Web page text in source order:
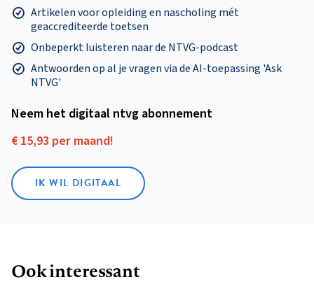
Artikelen voor opleiding en nascholing mét
geaccrediteerde toetsen
Onbeperkt luisteren naar de NTVG-podcast
Antwoorden op al je vragen via de AI-toepassing 'Ask
NTVG'
Neem het digitaal ntvg abonnement
€ 15,93 per maand!
IK WIL DIGITAAL
Ook interessant